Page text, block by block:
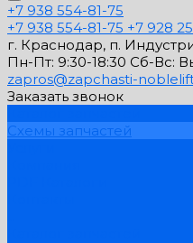
+7 938 554-81-75
+7 938 554-81-75 +7 928
г. Краснодар, п.
Пн-Пт: 9:30-18:30 Cб-Вс:
zapros@zapchasti-
Заказать звонок
Схемы запчастей